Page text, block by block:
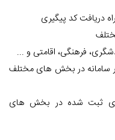
دریافت کد پیگیری
فرهنگی، اقامتی و ...
سامانه در بخش های مختلف
ثبت شده در بخش های